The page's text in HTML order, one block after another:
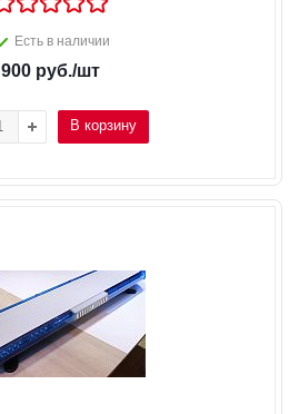
Есть в наличии
900 руб./шт
В корзину